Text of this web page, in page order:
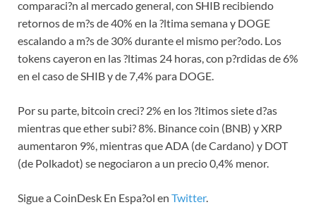
comparaci?n al mercado general, con SHIB recibiendo
retornos de m?s de 40% en la ?ltima semana y DOGE
escalando a m?s de 30% durante el mismo per?odo. Los
tokens cayeron en las ?ltimas 24 horas, con p?rdidas de 6%
en el caso de SHIB y de 7,4% para DOGE.
Por su parte, bitcoin creci? 2% en los ?ltimos siete d?as
mientras que ether subi? 8%. Binance coin (BNB) y XRP
aumentaron 9%, mientras que ADA (de Cardano) y DOT
(de Polkadot) se negociaron a un precio 0,4% menor.
Sigue a CoinDesk En Espa?ol en Twitter.